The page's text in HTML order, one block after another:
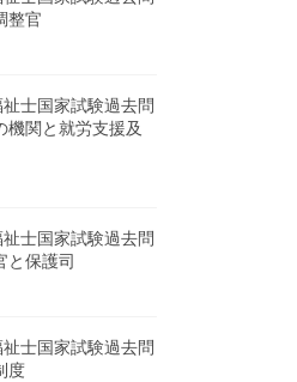
整官
士国家試験過去問
関と就労支援及
士国家試験過去問
保護司
士国家試験過去問
度